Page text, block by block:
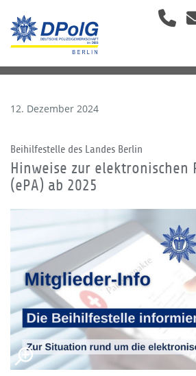
12. Dezember 2024
Beihilfestelle des Landes Berlin
Hinweise zur elektronischen
(ePA) ab 2025